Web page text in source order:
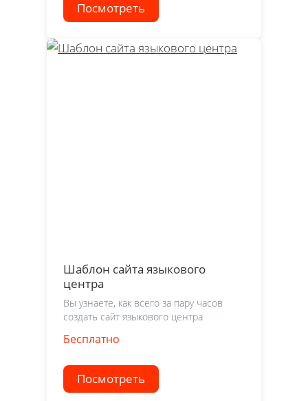
Посмотреть
Шаблон сайта языкового
центра
Вы узнаете, как всего за пару часов
создать сайт языкового центра
Бесплатно
Посмотреть